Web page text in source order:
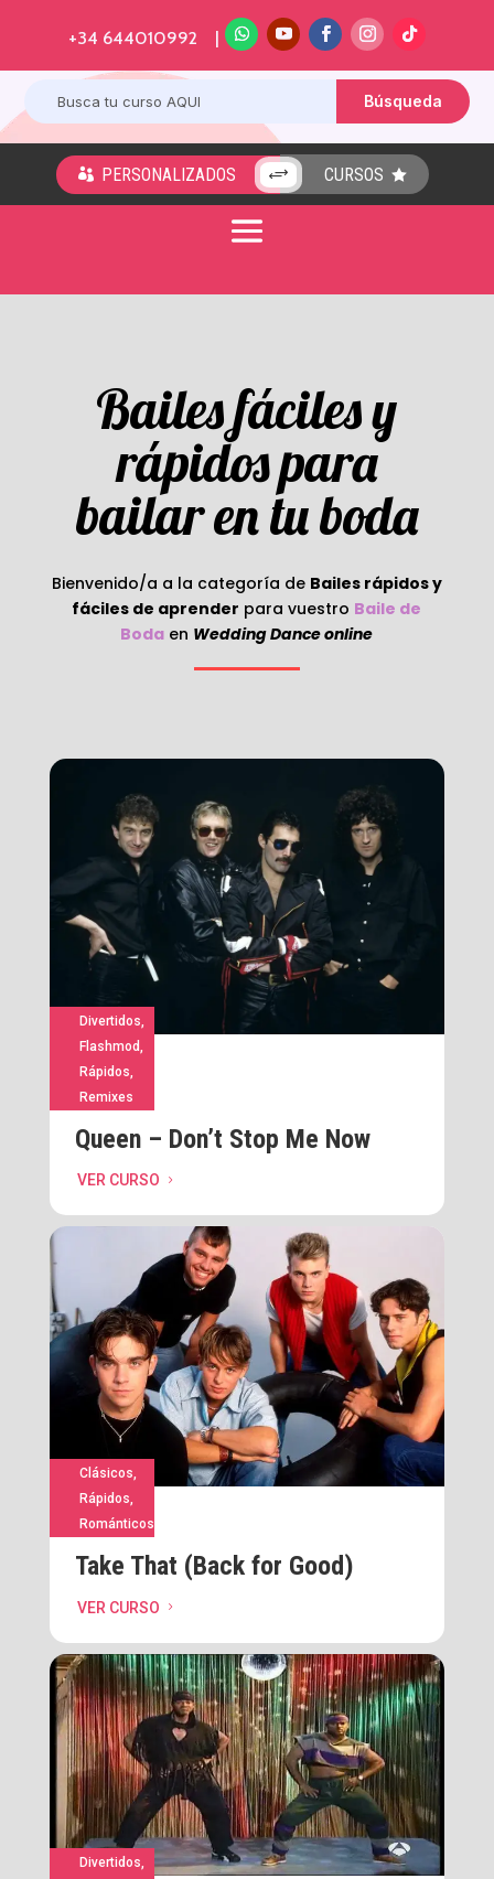
+34 644010992 |
 PERSONALIZADOS + CURSOS 
Bailes fáciles y
rápidos para
bailar en tu boda
Bienvenido/a a la categoría de Bailes rápidos y
fáciles de aprender para vuestro Baile de
Boda en Wedding Dance online
Divertidos
Flashmod
Rápidos
Remixes
Queen – Don’t Stop Me Now
VER CURSO 5
Clásicos
Rápidos
Románticos
Take That (Back for Good)
VER CURSO 5
Divertidos,